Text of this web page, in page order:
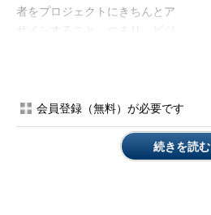
者をプロジェクトにきちんとア
サインすること。つまり、ビジ
必要なものが何なのかを適切に
判断し、後回しにできるものは
可能な限り後回しにすることに
よって、情報システム開発の迅
会員登録（無料）が必要です
続きを読む